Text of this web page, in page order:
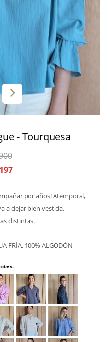
- Tourquesa
por años! Atemporal,
a dejar bien vestida.
distintas.
FRÍA. 100% ALGODÓN